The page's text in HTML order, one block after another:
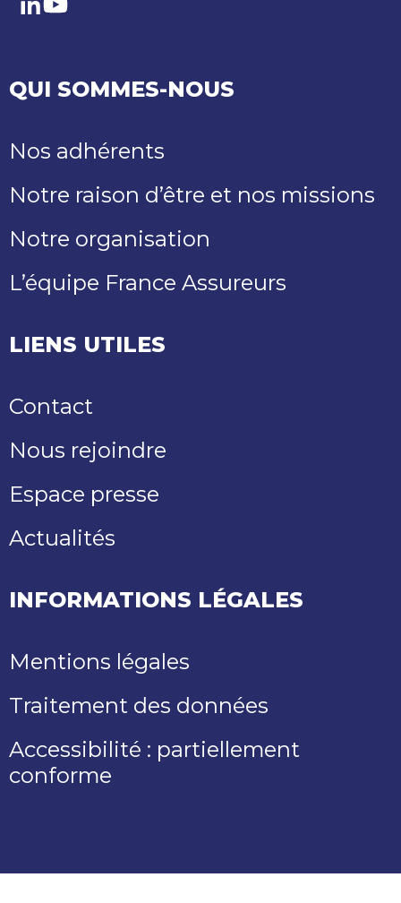
LinkedIn
Youtube
QUI SOMMES-NOUS
Nos adhérents
Notre raison d’être et nos missions
Notre organisation
L’équipe France Assureurs
LIENS UTILES
Contact
Nous rejoindre
Espace presse
Actualités
INFORMATIONS LÉGALES
Mentions légales
Traitement des données
Accessibilité : partiellement
conforme